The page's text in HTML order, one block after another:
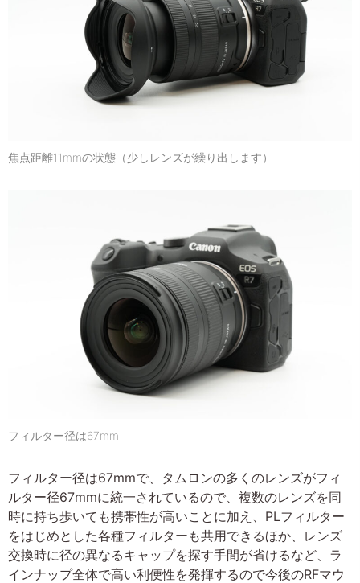
焦点距離11mmの状態（少しレンズが繰り出します）
フィルター径は67mm
フィルター径は67mmで、タムロンの多くのレンズがフィ
ルター径67mmに統一されているので、複数のレンズを同
時に持ち歩いても携帯性が高いことに加え、PLフィルター
をはじめとした各種フィルターも共用できるほか、レンズ
交換時に径の異なるキャップを探す手間が省けるなど、ラ
インナップ全体で高い利便性を発揮するので今後のRFマウ